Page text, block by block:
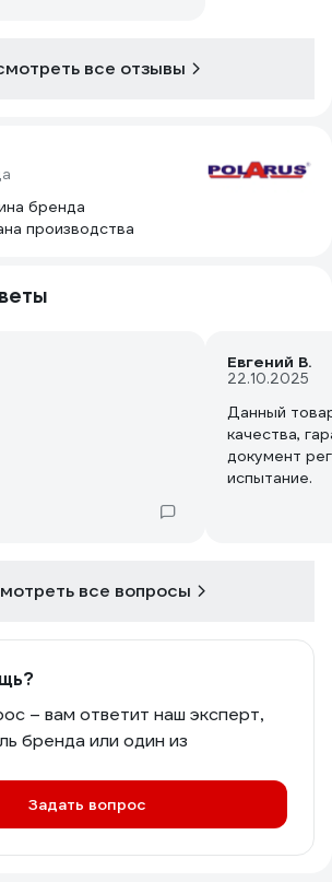
все отзывы
бренда
производства
Евгений В.
22.10.2025
Данный
качества,
документ
испытание.
все вопросы
– вам ответит наш эксперт,
бренда или один из
Задать вопрос